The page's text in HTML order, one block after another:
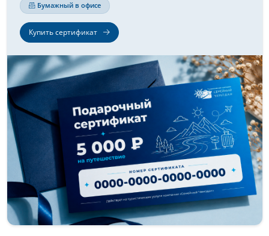
Бумажный в офисе
Купить сертификат